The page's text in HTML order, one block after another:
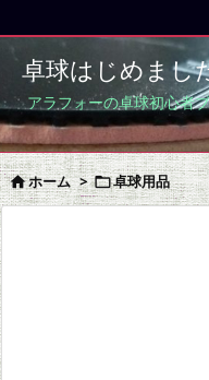
卓球はじめまし
アラフォーの卓球初心者
ホーム > 卓球用品